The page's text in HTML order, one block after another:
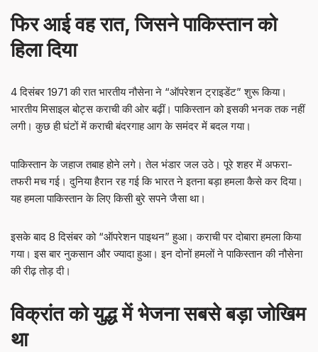
फिर आई वह रात, जिसने पाकिस्तान को
हिला दिया
4 दिसंबर 1971 की रात भारतीय नौसेना ने “ऑपरेशन ट्राइडेंट” शुरू किया।
भारतीय मिसाइल बोट्स कराची की ओर बढ़ीं। पाकिस्तान को इसकी भनक तक नहीं
लगी। कुछ ही घंटों में कराची बंदरगाह आग के समंदर में बदल गया।
पाकिस्तान के जहाज तबाह होने लगे। तेल भंडार जल उठे। पूरे शहर में अफरा-
तफरी मच गई। दुनिया हैरान रह गई कि भारत ने इतना बड़ा हमला कैसे कर दिया।
यह हमला पाकिस्तान के लिए किसी बुरे सपने जैसा था।
इसके बाद 8 दिसंबर को “ऑपरेशन पाइथन” हुआ। कराची पर दोबारा हमला किया
गया। इस बार नुकसान और ज्यादा हुआ। इन दोनों हमलों ने पाकिस्तान की नौसेना
की रीढ़ तोड़ दी।
विक्रांत को युद्ध में भेजना सबसे बड़ा जोखिम
था